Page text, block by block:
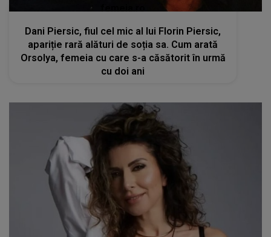
Dani Piersic, fiul cel mic al lui Florin Piersic,
apariție rară alături de soția sa. Cum arată
Orsolya, femeia cu care s-a căsătorit în urmă
cu doi ani